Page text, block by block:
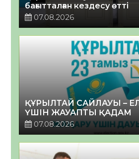
бағытталған кездесу өтті
07.08.2026
ҚҰРЫЛТАЙ САЙЛАУЫ –
ҮШІН ЖАУАПТЫ ҚАДАМ
07.08.2026